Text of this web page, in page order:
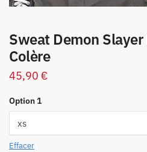
Sweat Demon
Colère
45,90 €
Option 1
Effacer